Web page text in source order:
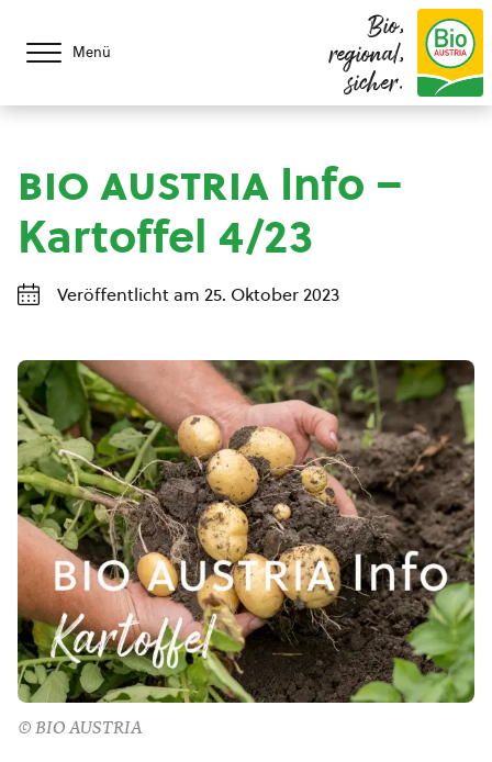
Menü
Bio,
regional,
sicher.
bio austria Info –
Kartoffel 4/23
Veröffentlicht am 25. Oktober 2023
© BIO AUSTRIA